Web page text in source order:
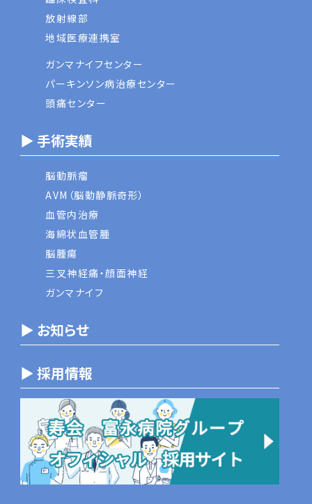
放射線部
地域医療連携室
ガンマナイフセンター
パーキンソン病治療センター
頭痛センター
▶ 手術実績
脳動脈瘤
AVM（脳動静脈奇形）
血管内治療
海綿状血管腫
脳腫瘍
三叉神経痛・顔面神経
ガンマナイフ
▶ お知らせ
▶ 採用情報